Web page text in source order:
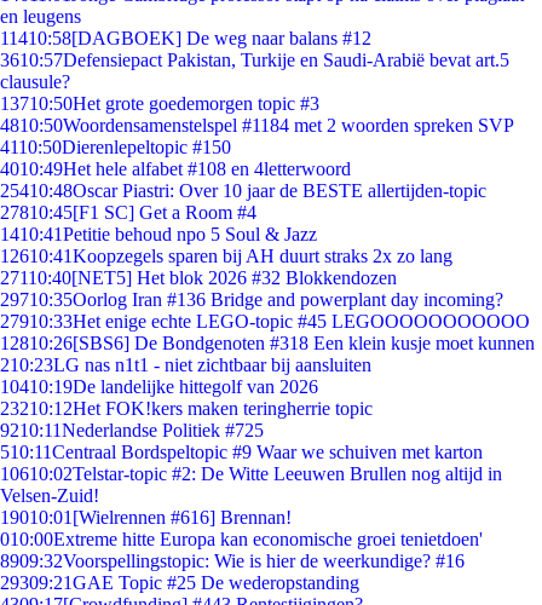
en leugens
11410:58[DAGBOEK] De weg naar balans #12
3610:57Defensiepact Pakistan, Turkije en Saudi-Arabië bevat art.5
clausule?
13710:50Het grote goedemorgen topic #3
4810:50Woordensamenstelspel #1184 met 2 woorden spreken SVP
4110:50Dierenlepeltopic #150
4010:49Het hele alfabet #108 en 4letterwoord
25410:48Oscar Piastri: Over 10 jaar de BESTE allertijden-topic
27810:45[F1 SC] Get a Room #4
1410:41Petitie behoud npo 5 Soul & Jazz
12610:41Koopzegels sparen bij AH duurt straks 2x zo lang
27110:40[NET5] Het blok 2026 #32 Blokkendozen
29710:35Oorlog Iran #136 Bridge and powerplant day incoming?
27910:33Het enige echte LEGO-topic #45 LEGOOOOOOOOOOO
12810:26[SBS6] De Bondgenoten #318 Een klein kusje moet kunnen
210:23LG nas n1t1 - niet zichtbaar bij aansluiten
10410:19De landelijke hittegolf van 2026
23210:12Het FOK!kers maken teringherrie topic
9210:11Nederlandse Politiek #725
510:11Centraal Bordspeltopic #9 Waar we schuiven met karton
10610:02Telstar-topic #2: De Witte Leeuwen Brullen nog altijd in
Velsen-Zuid!
19010:01 [Wielrennen #616] Brennan!
010:00Extreme hitte Europa kan economische groei tenietdoen'
8909:32Voorspellingstopic: Wie is hier de weerkundige? #16
29309:21GAE Topic #25 De wederopstanding